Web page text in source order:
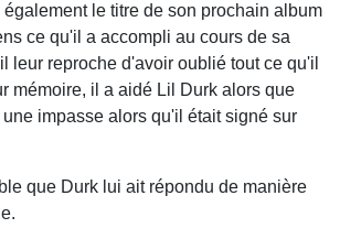
le titre de son prochain album
ce qu'il a accompli au cours de sa
leur reproche d'avoir oublié tout ce qu'il
mémoire, il a aidé Lil Durk alors que
impasse alors qu'il était signé sur
que Durk lui ait répondu de manière